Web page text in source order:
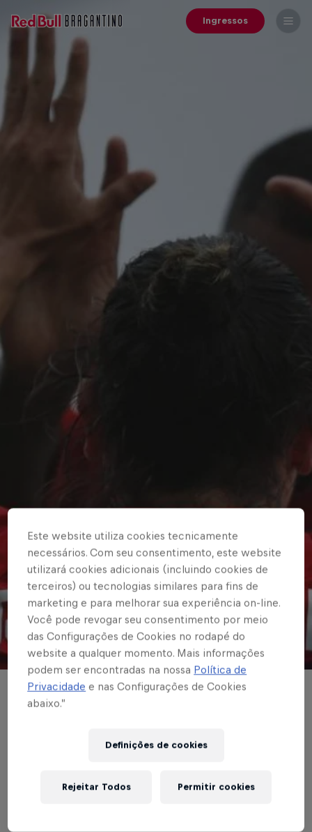
Ingressos
© Red Bull Bragantino
BRASILEIRÃO
tem a segunda melhor
campanha no returno
Este website utiliza cookies tecnicamente
necessários. Com seu consentimento, este website
utilizará cookies adicionais (incluindo cookies de
terceiros) ou tecnologias similares para fins de
marketing e para melhorar sua experiência on-line.
Você pode revogar seu consentimento por meio
das Configurações de Cookies no rodapé do
website a qualquer momento. Mais informações
podem ser encontradas na nossa Política de
Privacidade e nas Configurações de Cookies
abaixo.”
Definições de cookies
Rejeitar Todos Permitir cookies